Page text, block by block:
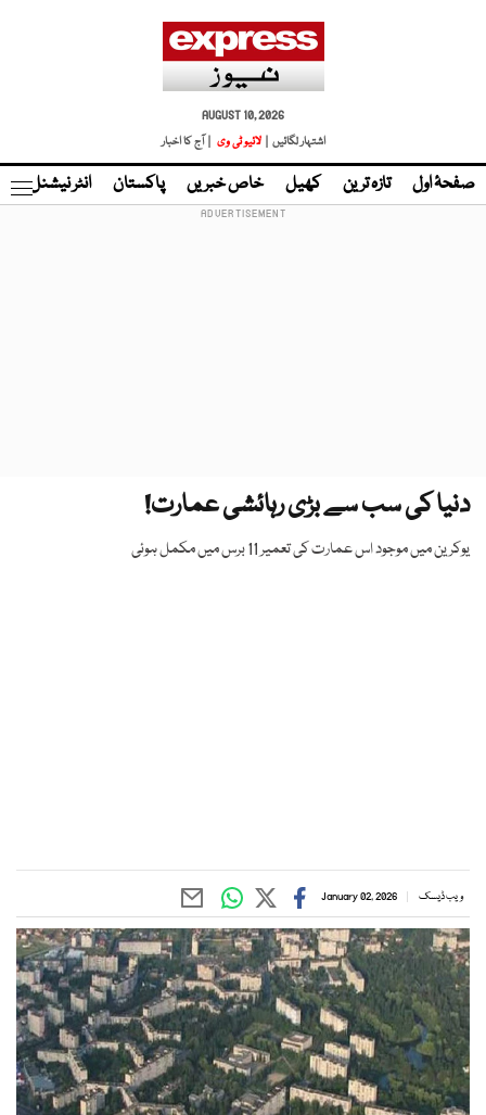
AUGUST 10, 2026
اشتہار لگائیں |
لائیو ٹی وی | آج کا اخبار
صفحۂ اول تازہ ترین کھیل خاص خبریں پاکستان انٹر نیشنل
دنیا کی سب سے بڑی رہائشی عمارت!
یوکرین میں موجود اس عمارت کی تعمیر 11 برس میں مکمل ہوئی
ویب ڈیسک January 02, 2026